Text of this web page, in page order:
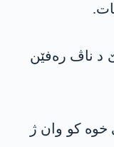
د ناڤ رەفێن
خوە کو وان ژ